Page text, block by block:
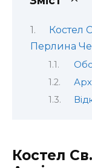
Костел
Перлина
Костел